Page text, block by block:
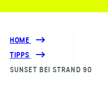
HOME
TIPPS
SUNSET BEI STRAND 90